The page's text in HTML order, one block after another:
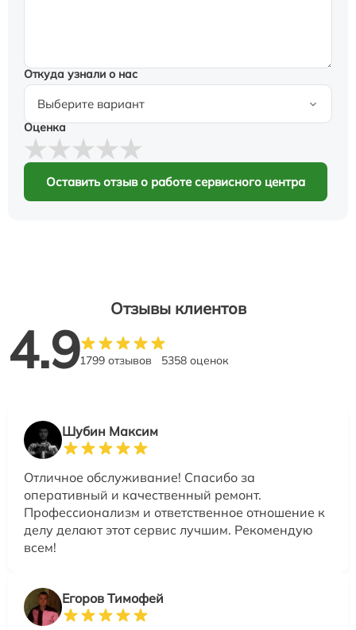
Откуда узнали о нас
Оценка
Оставить отзыв о работе сервисного центра
Отзывы клиентов
4.91799 отзывов 5358 оценок
Шубин Максим
Отличное обслуживание! Спасибо за
оперативный и качественный ремонт.
Профессионализм и ответственное отношение к
делу делают этот сервис лучшим. Рекомендую
всем!
Егоров Тимофей